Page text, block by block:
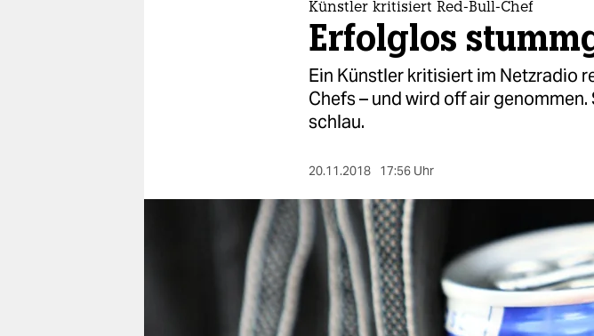
Künstler kritisiert Red-Bull-Chef
Erfolglos
Ein Künstler kritisiert im Netzradio
Chefs – und wird off air
schlau.
20.11.2018 17:56 Uhr